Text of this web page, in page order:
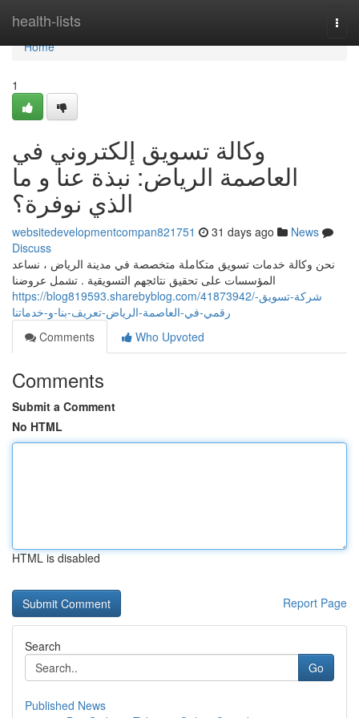
health-lists
Home
Home
1
وكالة تسويق إلكتروني في
العاصمة الرياض: نبذة عنا و ما
الذي نوفرة؟
websitedevelopmentcompan821751 31 days ago
News
Discuss
نحن وكالة خدمات تسويق متكاملة متخصصة في مدينة الرياض ، نساعد
المؤسسات على تحقيق نتائجهم التسويقية . تشمل عروضنا
https://blog819593.sharebyblog.com/41873942/شركة-تسويق-
رقمي-في-العاصمة-الرياض-تعريف-بنا-و-خدماتنا
Comments
Who Upvoted
Comments
Submit a Comment
No HTML
HTML is disabled
Report Page
Search
Go
Published News